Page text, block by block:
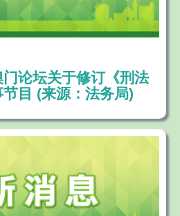
论坛关于修订《刑法
目 (来源：法务局)